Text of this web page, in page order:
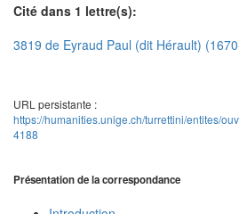
Cité dans 1 lettre(s):
3819 de Eyraud Paul (dit Hérault)
URL persistante :
https://humanities.unige.ch/turrettini/entites/
4188
Présentation de la correspondance